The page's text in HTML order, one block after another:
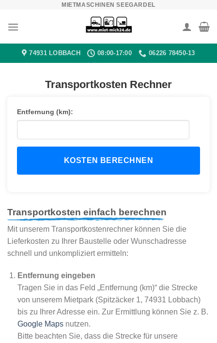
springen
MIETMASCHINEN SEEGARDEL
74931 LOBBACH 08:00-17:00 06226 78450-13
Transportkosten Rechner
Entfernung (km):
KOSTEN BERECHNEN
Transportkosten einfach berechnen
Mit unserem Transportkostenrechner können Sie die
Lieferkosten zu Ihrer Baustelle oder Wunschadresse
schnell und unkompliziert ermitteln:
Entfernung eingeben
Tragen Sie in das Feld „Entfernung (km)“ die Strecke
von unserem Mietpark (Spitzäcker 1, 74931 Lobbach)
bis zu Ihrer Adresse ein. Zur Ermittlung können Sie z. B.
Google Mapsnutzen.
Bitte beachten Sie, dass die Strecke für unsere